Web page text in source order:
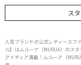
ス
人気ブランドの公式レディースフ
ル】はムルーア（MURUA）のス
アイディア満載！ムルーア（